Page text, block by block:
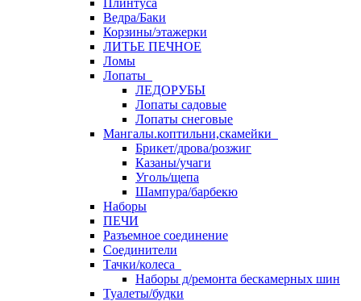
Плинтуса
Ведра/Баки
Корзины/этажерки
ЛИТЬЕ ПЕЧНОЕ
Ломы
Лопаты
ЛЕДОРУБЫ
Лопаты садовые
Лопаты снеговые
Мангалы.коптильни,скамейки
Брикет/дрова/розжиг
Казаны/учаги
Уголь/щепа
Шампура/барбекю
Наборы
ПЕЧИ
Разъемное соединение
Соединители
Тачки/колеса
Наборы д/ремонта бескамерных шин
Туалеты/будки